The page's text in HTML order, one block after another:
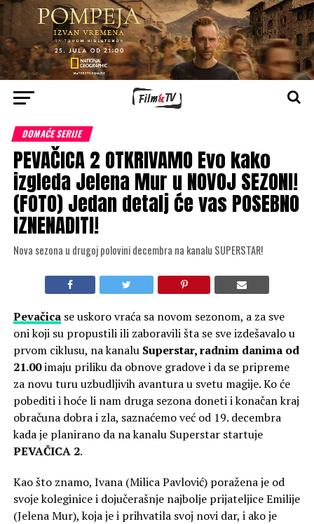
DOMAĆE SERIJE
PEVAČICA 2 OTKRIVAMO Evo kako
izgleda Jelena Mur u NOVOJ SEZONI!
(FOTO) Jedan detalj će vas POSEBNO
IZNENADITI!
Nova sezona u drugoj polovini decembra na kanalu SUPERSTAR!
Pevačicase uskoro vraća sa novom sezonom, a za sve
oni koji su propustili ili zaboravili šta se sve izdešavalo u
prvom ciklusu, na kanalu Superstar, radnim danima od
21.00imaju priliku da obnove gradove i da se pripreme
za novu turu uzbudljivih avantura u svetu magije. Ko će
pobediti i hoće li nam druga sezona doneti i konačan kraj
obračuna dobra i zla, saznaćemo već od 19. decembra
kada je planirano da na kanalu Superstar startuje
PEVAČICA 2.
Kao što znamo, Ivana (Milica Pavlović) poražena je od
svoje koleginice i dojučerašnje najbolje prijateljice Emilije
(Jelena Mur), koja je i prihvatila svoj novi dar, i ako je